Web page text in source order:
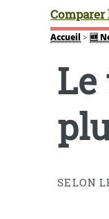
Comparer
Accueil >🆕
Le
SELON